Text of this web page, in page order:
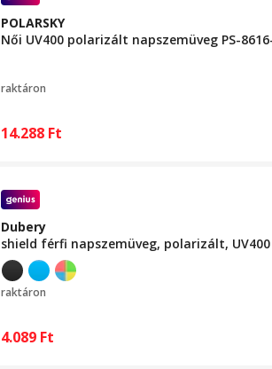
POLARSKY
Női UV400 polarizált napszemüveg PS-
raktáron
14.288 Ft
Dubery
shield férfi napszemüveg, polarizált,
raktáron
4.089 Ft